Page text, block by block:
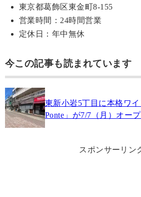
東京都葛飾区東金町8-155
営業時間：24時間営業
定休日：年中無休
今この記事も読まれています
東新小岩5丁目に本格ワ
Ponte」が7/7（月）オー
スポンサーリン